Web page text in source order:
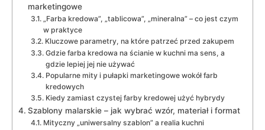
marketingowe
„Farba kredowa”, „tablicowa”, „mineralna” – co jest czym
w praktyce
Kluczowe parametry, na które patrzeć przed zakupem
Gdzie farba kredowa na ścianie w kuchni ma sens, a
gdzie lepiej jej nie używać
Popularne mity i pułapki marketingowe wokół farb
kredowych
Kiedy zamiast czystej farby kredowej użyć hybrydy
Szablony malarskie – jak wybrać wzór, materiał i format
Mityczny „uniwersalny szablon” a realia kuchni